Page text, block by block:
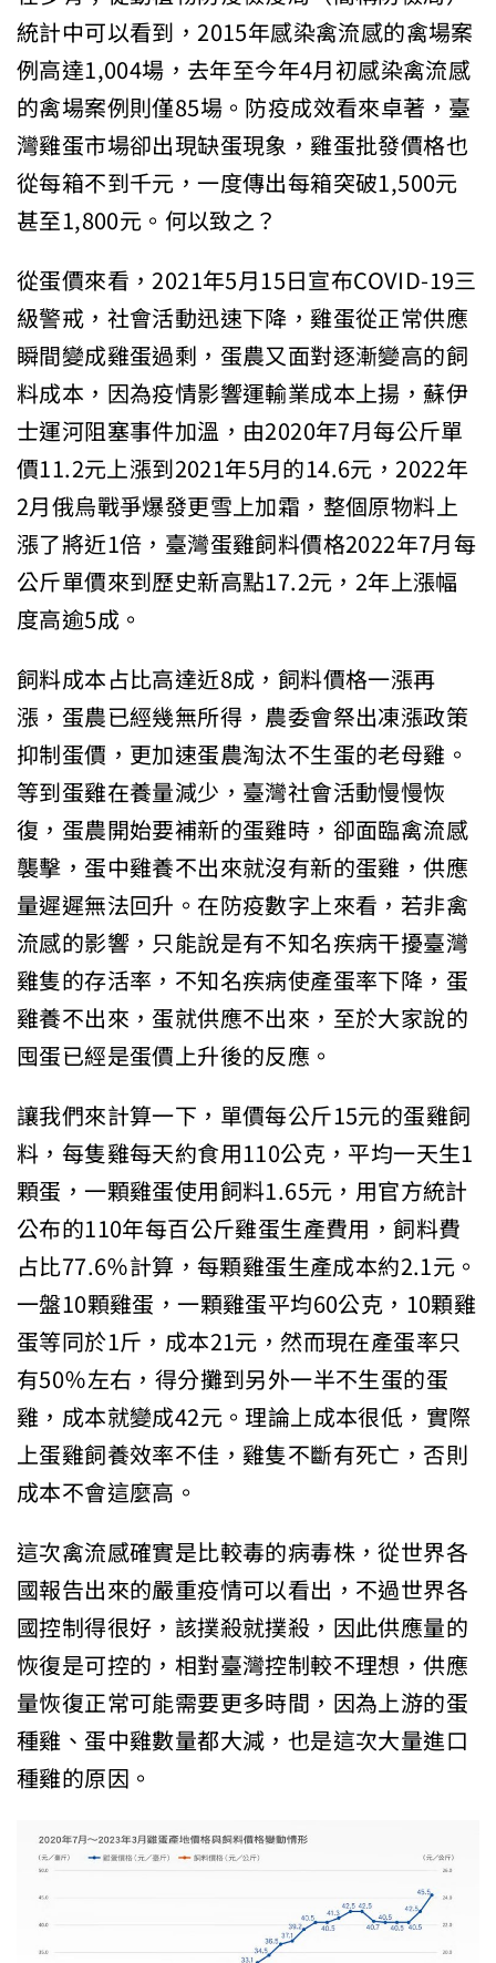
統計中可以看到，2015年感染禽流感的禽場案
例高達1,004場，去年至今年4月初感染禽流感
的禽場案例則僅85場。防疫成效看來卓著，臺
灣雞蛋市場卻出現缺蛋現象，雞蛋批發價格也
從每箱不到千元，一度傳出每箱突破1,500元
甚至1,800元。何以致之？
從蛋價來看，2021年5月15日宣布COVID-19三
級警戒，社會活動迅速下降，雞蛋從正常供應
瞬間變成雞蛋過剩，蛋農又面對逐漸變高的飼
料成本，因為疫情影響運輸業成本上揚，蘇伊
士運河阻塞事件加溫，由2020年7月每公斤單
價11.2元上漲到2021年5月的14.6元，2022年
2月俄烏戰爭爆發更雪上加霜，整個原物料上
漲了將近1倍，臺灣蛋雞飼料價格2022年7月每
公斤單價來到歷史新高點17.2元，2年上漲幅
度高逾5成。
飼料成本占比高達近8成，飼料價格一漲再
漲，蛋農已經幾無所得，農委會祭出凍漲政策
抑制蛋價，更加速蛋農淘汰不生蛋的老母雞。
等到蛋雞在養量減少，臺灣社會活動慢慢恢
復，蛋農開始要補新的蛋雞時，卻面臨禽流感
襲擊，蛋中雞養不出來就沒有新的蛋雞，供應
量遲遲無法回升。在防疫數字上來看，若非禽
流感的影響，只能說是有不知名疾病干擾臺灣
雞隻的存活率，不知名疾病使產蛋率下降，蛋
雞養不出來，蛋就供應不出來，至於大家說的
囤蛋已經是蛋價上升後的反應。
讓我們來計算一下，單價每公斤15元的蛋雞飼
料，每隻雞每天約食用110公克，平均一天生1
顆蛋，一顆雞蛋使用飼料1.65元，用官方統計
公布的110年每百公斤雞蛋生產費用，飼料費
占比77.6％計算，每顆雞蛋生產成本約2.1元。
一盤10顆雞蛋，一顆雞蛋平均60公克，10顆雞
蛋等同於1斤，成本21元，然而現在產蛋率只
有50％左右，得分攤到另外一半不生蛋的蛋
雞，成本就變成42元。理論上成本很低，實際
上蛋雞飼養效率不佳，雞隻不斷有死亡，否則
成本不會這麼高。
這次禽流感確實是比較毒的病毒株，從世界各
國報告出來的嚴重疫情可以看出，不過世界各
國控制得很好，該撲殺就撲殺，因此供應量的
恢復是可控的，相對臺灣控制較不理想，供應
量恢復正常可能需要更多時間，因為上游的蛋
種雞、蛋中雞數量都大減，也是這次大量進口
種雞的原因。